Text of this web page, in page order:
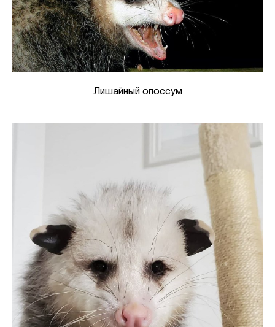
Лишайный опоссум